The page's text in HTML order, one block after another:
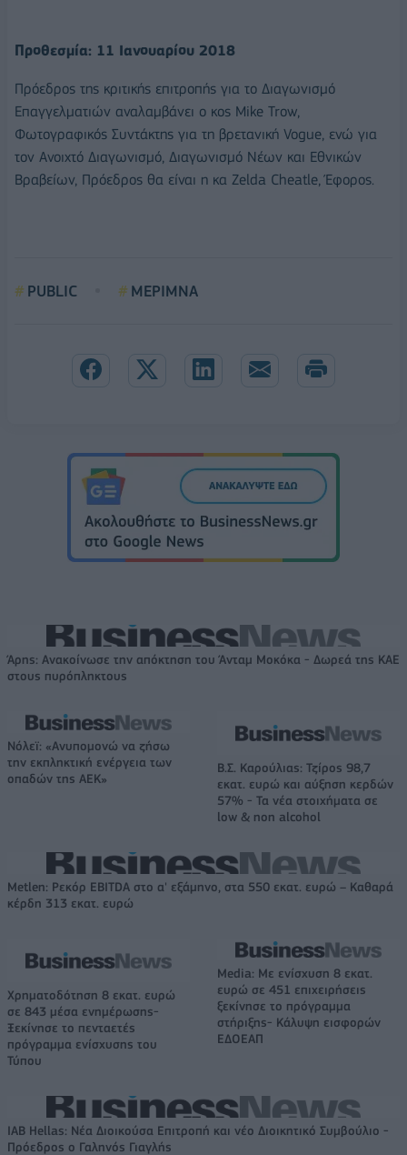
Προθεσμία: 11 Ιανουαρίου 2018
Πρόεδρος της κριτικής επιτροπής για το Διαγωνισμό
Επαγγελματιών αναλαμβάνει ο κος Mike Trow,
Φωτογραφικός Συντάκτης για τη βρετανική Vogue, ενώ για
τον Ανοιχτό Διαγωνισμό, Διαγωνισμό Νέων και Εθνικών
Βραβείων, Πρόεδρος θα είναι η κα Zelda Cheatle, Έφορος.
PUBLIC ΜΕΡΙΜΝΑ
Άρης: Ανακοίνωσε την απόκτηση του Άνταμ Μοκόκα - Δωρεά της ΚΑΕ
στους πυρόπληκτους
Νόλεϊ: «Ανυπομονώ να ζήσω
την εκπληκτική ενέργεια των
οπαδών της ΑΕΚ»
Β.Σ. Καρούλιας: Τζίρος 98,7
εκατ. ευρώ και αύξηση κερδών
57% - Τα νέα στοιχήματα σε
low & non alcohol
Metlen: Ρεκόρ EBITDA στο α' εξάμηνο, στα 550 εκατ. ευρώ – Καθαρά
κέρδη 313 εκατ. ευρώ
Χρηματοδότηση 8 εκατ. ευρώ
σε 843 μέσα ενημέρωσης-
Ξεκίνησε το πενταετές
πρόγραμμα ενίσχυσης του
Τύπου
Media: Με ενίσχυση 8 εκατ.
ευρώ σε 451 επιχειρήσεις
ξεκίνησε το πρόγραμμα
στήριξης- Κάλυψη εισφορών
ΕΔΟΕΑΠ
IAB Hellas: Νέα Διοικούσα Επιτροπή και νέο Διοικητικό Συμβούλιο -
Πρόεδρος ο Γαληνός Γιαγλής